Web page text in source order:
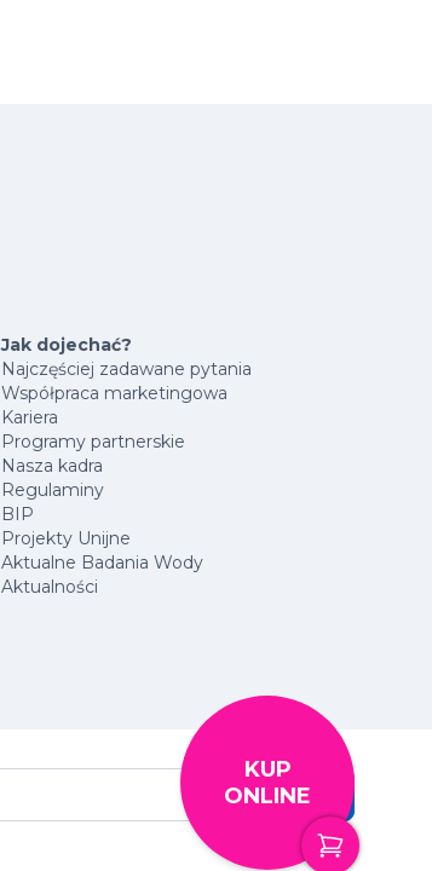
Jak dojechać?
Najczęściej zadawane pytania
Współpraca marketingowa
Kariera
Programy partnerskie
Nasza kadra
Regulaminy
BIP
Projekty Unijne
Aktualne Badania Wody
Aktualności
Szukaj
KUP
ONLINE